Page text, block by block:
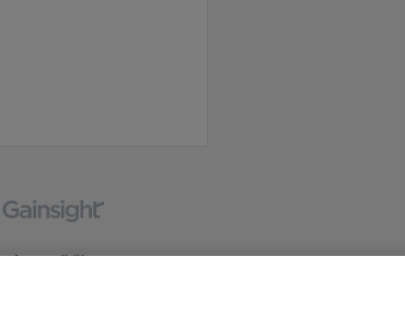
Accessibility statement